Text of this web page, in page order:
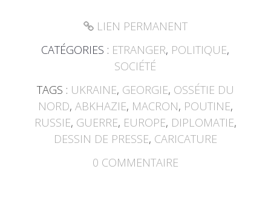
LIEN PERMANENT
CATÉGORIES : ETRANGER, POLITIQUE,
SOCIÉTÉ
TAGS : UKRAINE, GEORGIE, OSSÉTIE DU
NORD, ABKHAZIE, MACRON, POUTINE,
RUSSIE, GUERRE, EUROPE, DIPLOMATIE,
DESSIN DE PRESSE, CARICATURE
0 COMMENTAIRE